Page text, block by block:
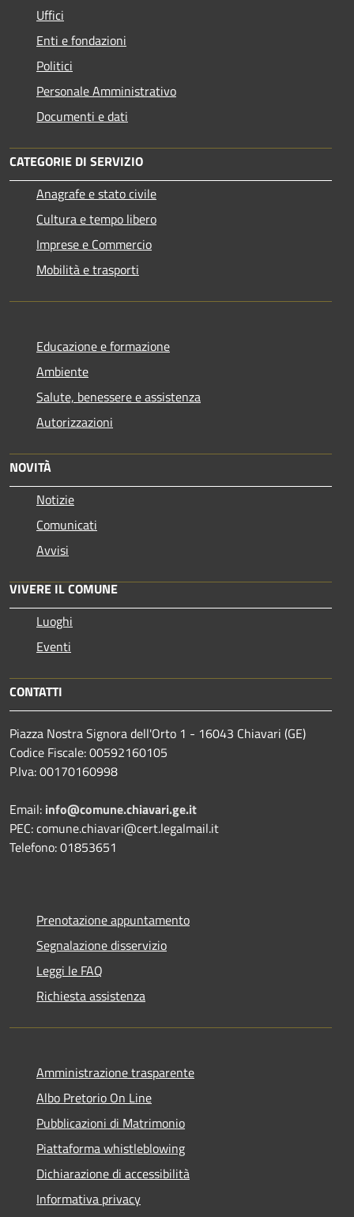
Uffici
Enti e fondazioni
Politici
Personale Amministrativo
Documenti e dati
CATEGORIE DI SERVIZIO
Anagrafe e stato civile
Cultura e tempo libero
Imprese e Commercio
Mobilità e trasporti
Educazione e formazione
Ambiente
Salute, benessere e assistenza
Autorizzazioni
NOVITÀ
Notizie
Comunicati
Avvisi
VIVERE IL COMUNE
Luoghi
Eventi
CONTATTI
Piazza Nostra Signora dell'Orto 1 - 16043 Chiavari (GE)
Codice Fiscale: 00592160105
P.Iva: 00170160998
Email: info@comune.chiavari.ge.it
PEC: comune.chiavari@cert.legalmail.it
Telefono: 01853651
Prenotazione appuntamento
Segnalazione disservizio
Leggi le FAQ
Richiesta assistenza
Amministrazione trasparente
Albo Pretorio On Line
Pubblicazioni di Matrimonio
Piattaforma whistleblowing
Dichiarazione di accessibilità
Informativa privacy